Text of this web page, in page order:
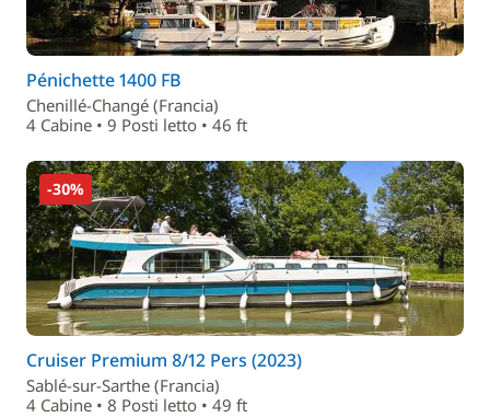
Pénichette 1400 FB
Chenillé-Changé (Francia)
4 Cabine • 9 Posti letto • 46 ft
-30%
Cruiser Premium 8/12 Pers (2023)
Sablé-sur-Sarthe (Francia)
4 Cabine • 8 Posti letto • 49 ft